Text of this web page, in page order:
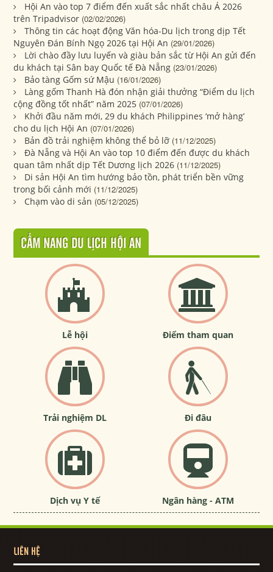
Hội An vào top 7 điểm đến xuất sắc nhất châu Á 2026
trên Tripadvisor (02/02/2026)
Thông tin các hoạt động Văn hóa-Du lịch trong dịp Tết
Nguyên Đán Bính Ngọ 2026 tại Hội An (29/01/2026)
Lời chào đầy lưu luyến và giàu bản sắc từ Hội An gửi đến
du khách tại Sân bay Quốc tế Đà Nẵng (23/01/2026)
Bảo tàng Gốm sứ Mậu (16/01/2026)
Làng gốm Thanh Hà đón nhận giải thưởng “Điểm du lịch
cộng đồng tốt nhất” năm 2025 (07/01/2026)
Khởi đầu năm mới, 29 du khách Philippines ‘mở hàng’
cho du lịch Hội An (07/01/2026)
Bản đồ trải nghiệm không thể bỏ lỡ (11/12/2025)
Đà Nẵng và Hội An vào top 10 điểm đến được du khách
quan tâm nhất dịp Tết Dương lịch 2026 (11/12/2025)
Di sản Hội An tìm hướng bảo tồn, phát triển bền vững
trong bối cảnh mới (11/12/2025)
Chạm vào di sản (05/12/2025)
CẨM NANG DU LỊCH HỘI AN
Lễ hội Điểm tham quan
Trải nghiệm DL Đi đâu
Dịch vụ Y tế Ngân hàng - ATM
LIÊN HỆ